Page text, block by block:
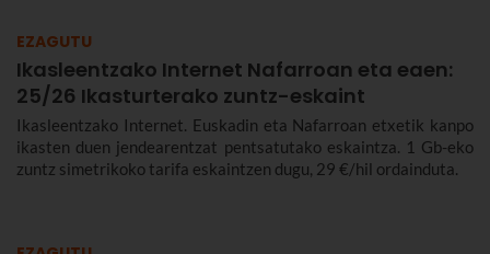
EZAGUTU
Ikasleentzako Internet Nafarroan eta eaen:
25/26 Ikasturterako zuntz-eskaint
Ikasleentzako Internet. Euskadin eta Nafarroan etxetik kanpo
ikasten duen jendearentzat pentsatutako eskaintza. 1 Gb-eko
zuntz simetrikoko tarifa eskaintzen dugu, 29 €/hil ordainduta.